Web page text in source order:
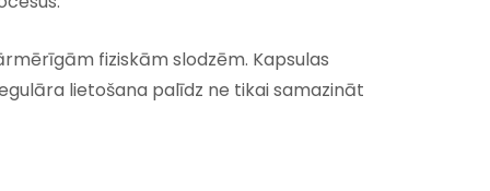
fiziskām slodzēm. Kapsulas
lietošana palīdz ne tikai samazināt